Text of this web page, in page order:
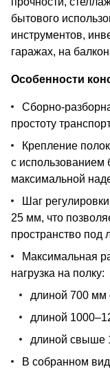
бытового
инструментов,
гаражах, на
Особенности
Сборно-
простоту
Крепление
с использованием
максимальной
Шаг
25 мм, что
пространство под
Максимальная
нагрузка на полку:
длиной 700 мм
длиной
длиной свыше
В собранном